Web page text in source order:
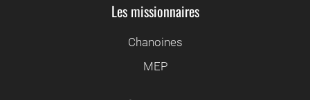
Les missionnaires
Chanoines
MEP